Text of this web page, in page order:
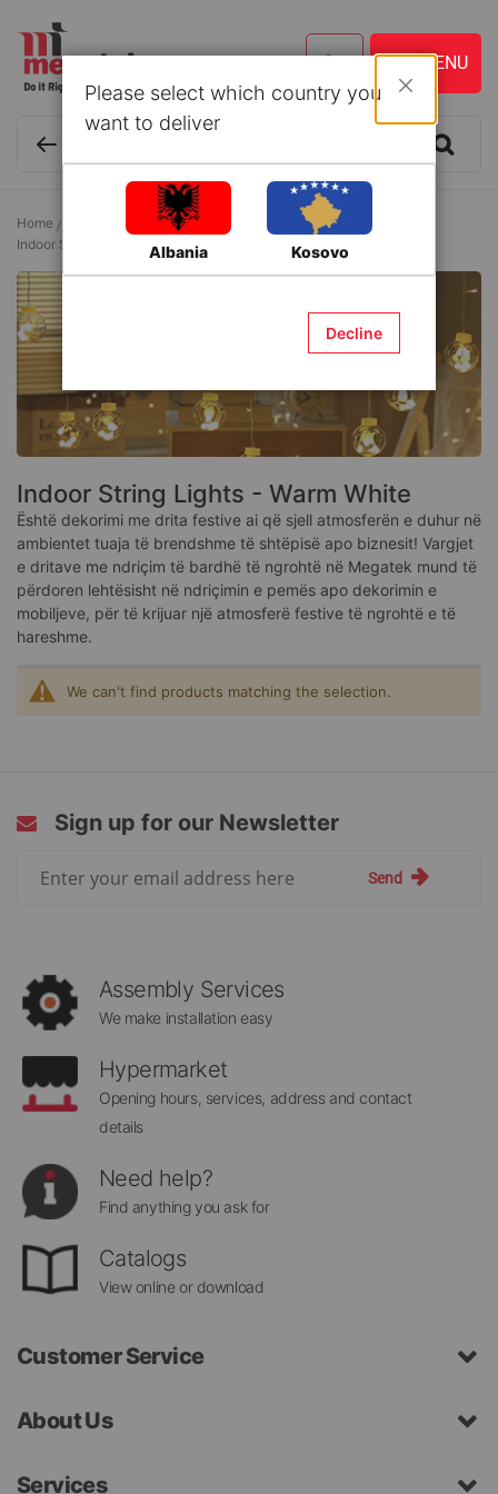
Home Christmas and New Year Decoration
Christmas Lights
Indoor String Lights - Warm White
Indoor String Lights - Warm White
Është dekorimi me drita festive ai që sjell atmosferën e duhur në
ambientet tuaja të brendshme të shtëpisë apo biznesit! Vargjet
e dritave me ndriçim të bardhë të ngrohtë në Megatek mund të
përdoren lehtësisht në ndriçimin e pemës apo dekorimin e
mobiljeve, për të krijuar një atmosferë festive të ngrohtë e të
hareshme.
We can't find products matching the selection.
Sign up for our Newsletter
Send
Assembly Services
We make installation easy
Hypermarket
Opening hours, services, address and contact
details
Need help?
Find anything you ask for
Catalogs
View online or download
Customer Service
About Us
Services
Please select which country you
want to deliver
Albania Kosovo
Decline